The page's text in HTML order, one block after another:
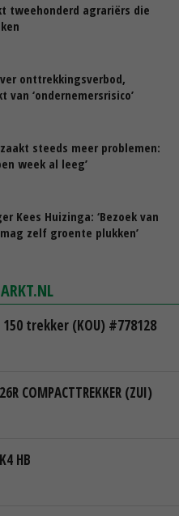
tweehonderd agrariërs die
onttrekkingsverbod,
van ‘ondernemersrisico’
steeds meer problemen:
week al leeg’
Kees Huizinga: ‘Bezoek van
zelf groente plukken’
150 trekker (KOU) #778128
COMPACTTREKKER (ZUI)
HB